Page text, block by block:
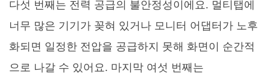
다섯 번째는 전력 공급의 불안정성이에요. 멀티탭에
너무 많은 기기가 꽂혀 있거나 모니터 어댑터가 노후
화되면 일정한 전압을 공급하지 못해 화면이 순간적
으로 나갈 수 있어요. 마지막 여섯 번째는